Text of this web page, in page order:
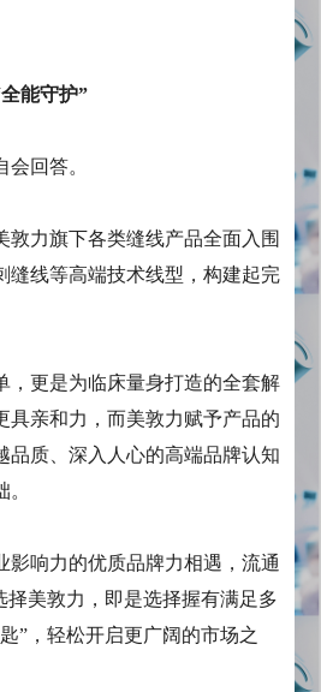
能守护”
回答。
敦力旗下各类缝线产品全面入围
线等高端技术线型，构建起完
，更是为临床量身打造的全套解
具亲和力，而美敦力赋予产品的
品质、深入人心的高端品牌认知
影响力的优质品牌力相遇，流通
择美敦力，即是选择握有满足多
”，轻松开启更广阔的市场之